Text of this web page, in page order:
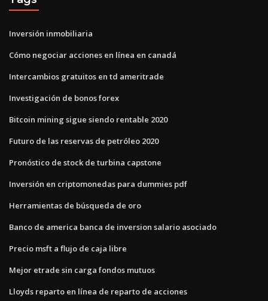
Inversión inmobiliaria
Cómo negociar acciones en línea en canadá
Intercambios gratuitos en td ameritrade
Investigación de bonos forex
Bitcoin mining sigue siendo rentable 2020
Futuro de las reservas de petróleo 2020
Pronóstico de stock de turbina capstone
Inversión en criptomonedas para dummies pdf
Herramientas de búsqueda de oro
Banco de america banca de inversion salario asociado
Precio msft a flujo de caja libre
Mejor etrade sin carga fondos mutuos
Lloyds reparto en línea de reparto de acciones